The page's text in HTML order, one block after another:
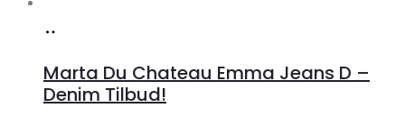
Klædeskabet.dk
Marta Du Chateau Emma Jeans D –
Denim Tilbud!